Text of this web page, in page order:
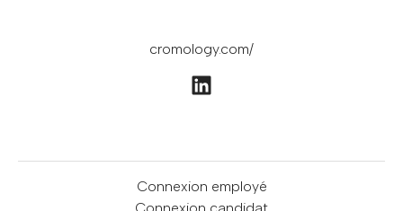
cromology.com/
Connexion employé